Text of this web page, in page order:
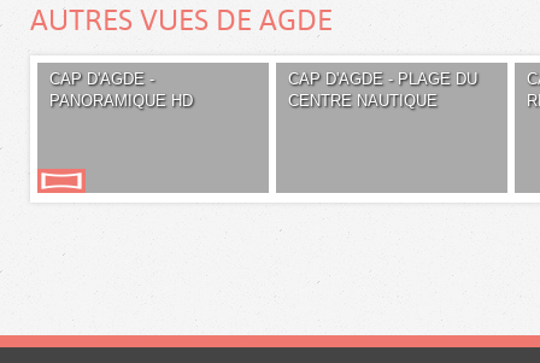
AUTRES VUES DE AGDE
CAP D'AGDE -
PANORAMIQUE HD
CAP D'AGDE - PLAGE DU
CENTRE NAUTIQUE